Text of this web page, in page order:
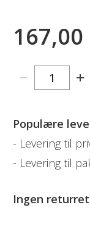
Populære
Levering til
Levering til
Ingen